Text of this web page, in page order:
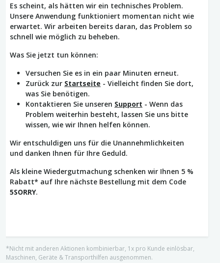
Es scheint, als hätten wir ein technisches Problem.
Unsere Anwendung funktioniert momentan nicht wie
erwartet. Wir arbeiten bereits daran, das Problem so
schnell wie möglich zu beheben.
Was Sie jetzt tun können:
Versuchen Sie es in ein paar Minuten erneut.
Zurück zur Startseite - Vielleicht finden Sie dort,
was Sie benötigen.
Kontaktieren Sie unseren Support - Wenn das
Problem weiterhin besteht, lassen Sie uns bitte
wissen, wie wir Ihnen helfen können.
Wir entschuldigen uns für die Unannehmlichkeiten
und danken Ihnen für Ihre Geduld.
Als kleine Wiedergutmachung schenken wir Ihnen 5 %
Rabatt* auf Ihre nächste Bestellung mit dem Code
5SORRY.
*Nicht mit anderen Aktionen kombinierbar, 1x pro Kunde einlösbar,
Maschinen, Geräte & Transporthilfen ausgenommen.